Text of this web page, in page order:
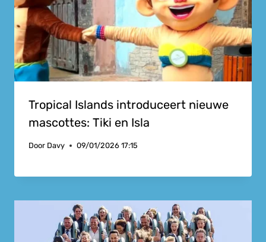
Tropical Islands introduceert nieuwe
mascottes: Tiki en Isla
Door Davy 09/01/2026 17:15